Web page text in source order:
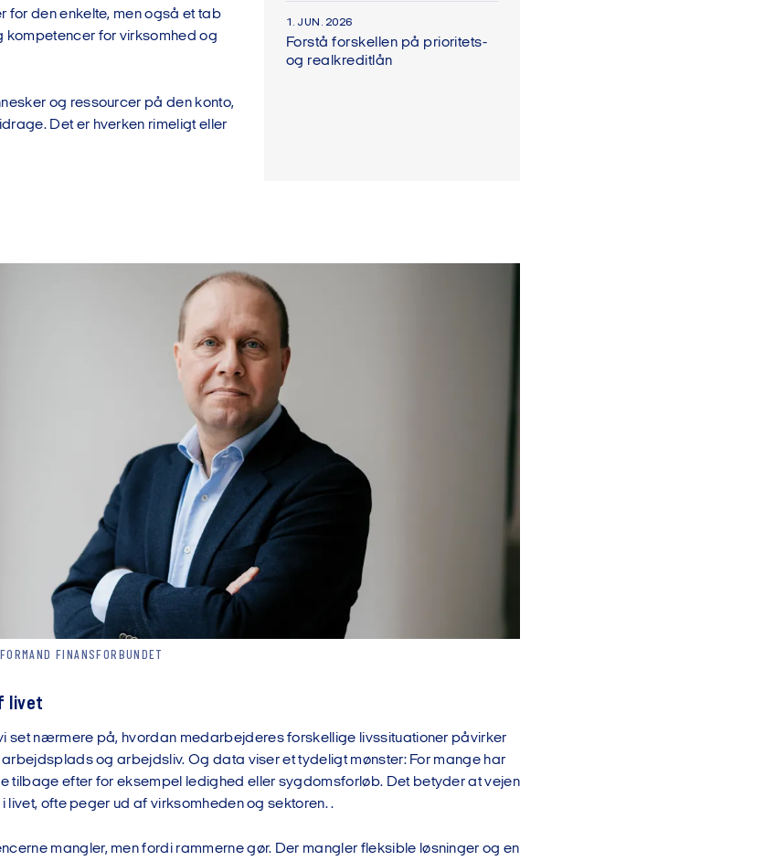
for den enkelte, men også et tab
kompetencer for virksomhed og
og ressourcer på den konto,
Det er hverken rimeligt eller
1. JUN. 2026
Forstå forskellen på prioritets-
og realkreditlån
FINANSFORBUNDET
livet
set nærmere på, hvordan medarbejderes forskellige livssituationer påvirker
og arbejdsliv. Og data viser et tydeligt mønster: For mange har
tilbage efter for eksempel ledighed eller sygdomsforløb. Det betyder at vejen
livet, ofte peger ud af virksomheden og sektoren. .
mangler, men fordi rammerne gør. Der mangler fleksible løsninger og en